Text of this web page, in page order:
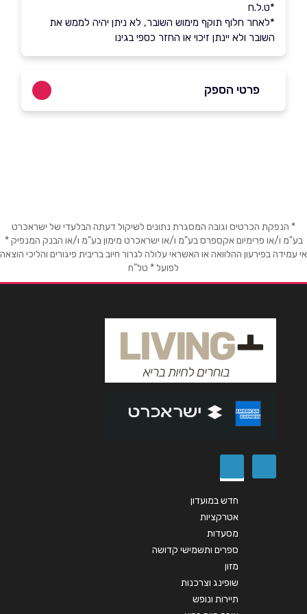
*ט.ל.ח
*לאחר חלוף תוקף מימוש השובר, לא ניתן יהיה לממש את
השובר ולא יינתן זיכוי או החזר כספי בגינו
פרטי הספק
אימייל*
הודעה*
* הנפקת הכרטיס וגובה המסגרת נתונים לשיקול דעתה הבלעדי של ישראכרט
בע"מ ו/או פרימיום אקספרס בע"מ ו/או ישראכרט מימון בע"מ ו/או הבנק המנפיק *
אי עמידה בפירעון ההלוואה או האשראי עלולה לגרור חיוב בריבית פיגורים והליכי הוצאה
לפועל * טל"ח
חדש במועדון
אטרקציות
מסעדות
ספרים ותשמישי קדושה
מזון
שופינג וצרכנות
תיירות ונופש